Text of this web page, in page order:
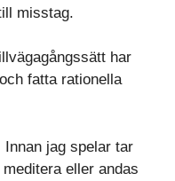
misstag.
har
fatta rationella
Innan jag spelar tar
eller andas